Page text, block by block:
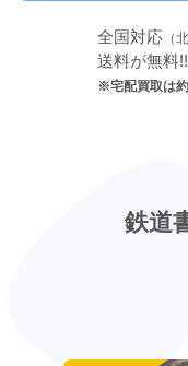
全国対応 （
送料が無料!!
※宅配買取は約
鉄道